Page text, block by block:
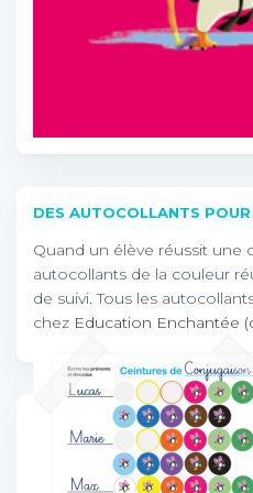
DES AUTOCOLLANTS POUR
Quand un élève réussit une
autocollants de la couleur
de suivi. Tous les
chez Education Enchantée